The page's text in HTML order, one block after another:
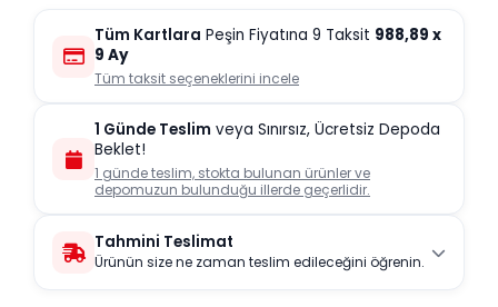
Tüm Kartlara Peşin Fiyatına 9 Taksit 988,89 x
9 Ay
Tüm taksit seçeneklerini incele
1 Günde Teslim veya Sınırsız, Ücretsiz Depoda
Beklet!
1 günde teslim, stokta bulunan ürünler ve
depomuzun bulunduğu illerde geçerlidir.
Tahmini Teslimat
Ürünün size ne zaman teslim edileceğini öğrenin.